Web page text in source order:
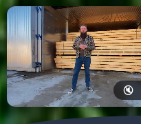
🔇